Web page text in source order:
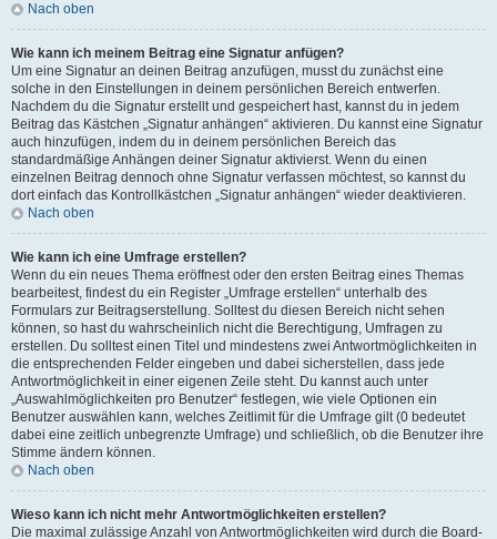
Nach oben
Wie kann ich meinem Beitrag eine Signatur anfügen?
Um eine Signatur an deinen Beitrag anzufügen, musst du zunächst eine
solche in den Einstellungen in deinem persönlichen Bereich entwerfen.
Nachdem du die Signatur erstellt und gespeichert hast, kannst du in jedem
Beitrag das Kästchen „Signatur anhängen“ aktivieren. Du kannst eine Signatur
auch hinzufügen, indem du in deinem persönlichen Bereich das
standardmäßige Anhängen deiner Signatur aktivierst. Wenn du einen
einzelnen Beitrag dennoch ohne Signatur verfassen möchtest, so kannst du
dort einfach das Kontrollkästchen „Signatur anhängen“ wieder deaktivieren.
Nach oben
Wie kann ich eine Umfrage erstellen?
Wenn du ein neues Thema eröffnest oder den ersten Beitrag eines Themas
bearbeitest, findest du ein Register „Umfrage erstellen“ unterhalb des
Formulars zur Beitragserstellung. Solltest du diesen Bereich nicht sehen
können, so hast du wahrscheinlich nicht die Berechtigung, Umfragen zu
erstellen. Du solltest einen Titel und mindestens zwei Antwortmöglichkeiten in
die entsprechenden Felder eingeben und dabei sicherstellen, dass jede
Antwortmöglichkeit in einer eigenen Zeile steht. Du kannst auch unter
„Auswahlmöglichkeiten pro Benutzer“ festlegen, wie viele Optionen ein
Benutzer auswählen kann, welches Zeitlimit für die Umfrage gilt (0 bedeutet
dabei eine zeitlich unbegrenzte Umfrage) und schließlich, ob die Benutzer ihre
Stimme ändern können.
Nach oben
Wieso kann ich nicht mehr Antwortmöglichkeiten erstellen?
Die maximal zulässige Anzahl von Antwortmöglichkeiten wird durch die Board-